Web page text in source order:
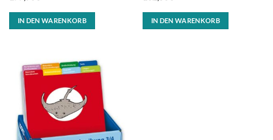
IN DEN WARENKORB IN DEN WARENKORB